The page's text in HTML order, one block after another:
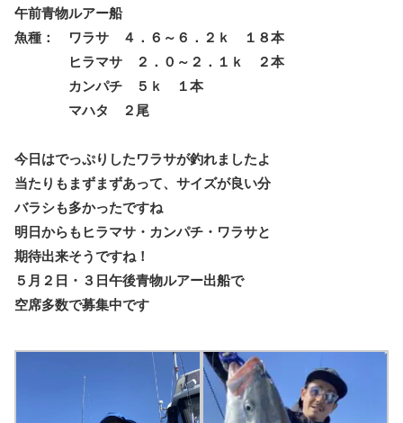
午前青物ルアー船
魚種： ワラサ ４．６～６．２ｋ １８本
ヒラマサ ２．０～２．１ｋ ２本
カンパチ ５ｋ １本
マハタ ２尾
今日はでっぷりしたワラサが釣れましたよ
当たりもまずまずあって、サイズが良い分
バラシも多かったですね
明日からもヒラマサ・カンパチ・ワラサと
期待出来そうですね！
５月２日・３日午後青物ルアー出船で
空席多数で募集中です